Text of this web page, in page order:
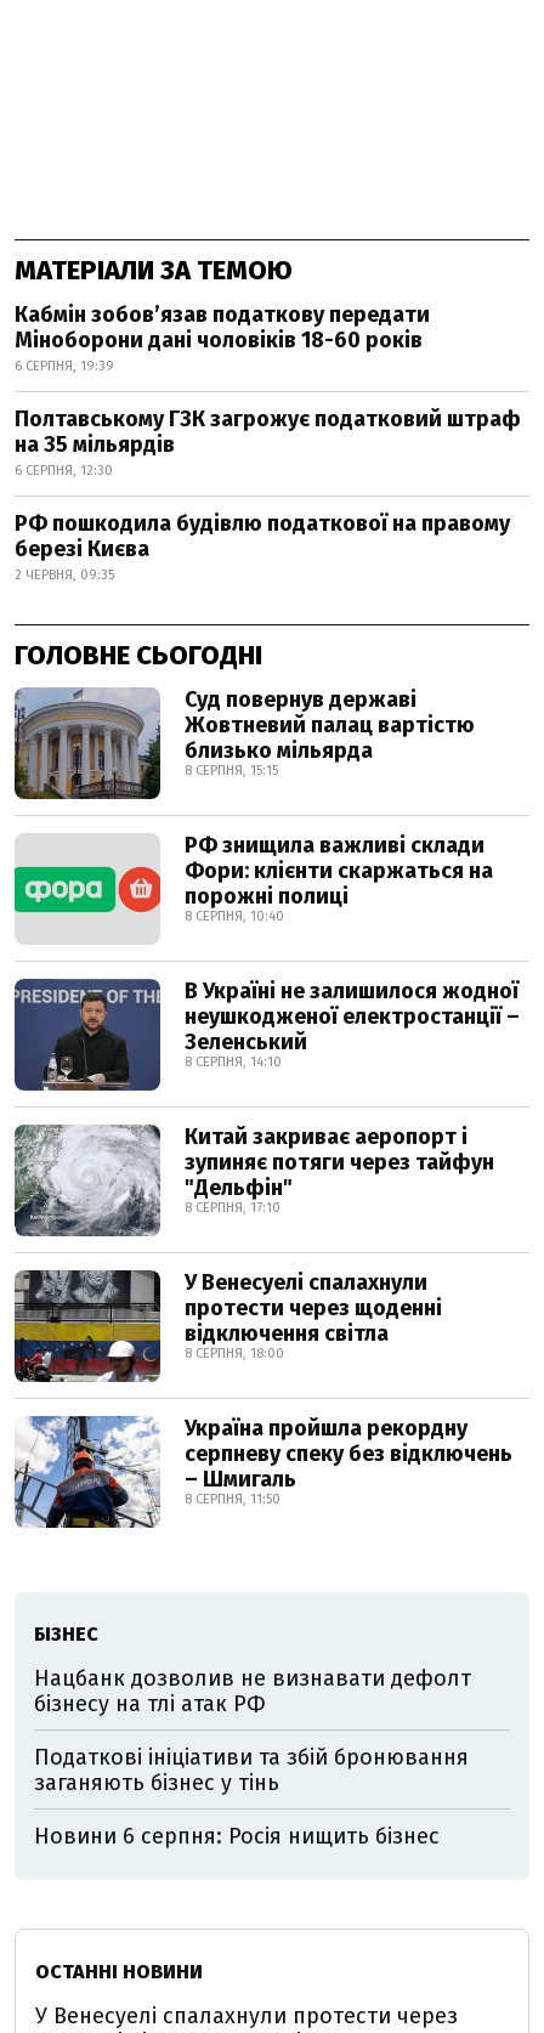
МАТЕРІАЛИ ЗА ТЕМОЮ
Кабмін зобовʼязав податкову передати
Міноборони дані чоловіків 18-60 років
6 СЕРПНЯ, 19:39
Полтавському ГЗК загрожує податковий штраф
на 35 мільярдів
6 СЕРПНЯ, 12:30
РФ пошкодила будівлю податкової на правому
березі Києва
2 ЧЕРВНЯ, 09:35
ГОЛОВНЕ СЬОГОДНІ
Суд повернув державі
Жовтневий палац вартістю
близько мільярда
8 СЕРПНЯ, 15:15
РФ знищила важливі склади
Фори: клієнти скаржаться на
порожні полиці
8 СЕРПНЯ, 10:40
В Україні не залишилося жодної
неушкодженої електростанції –
Зеленський
8 СЕРПНЯ, 14:10
Китай закриває аеропорт і
зупиняє потяги через тайфун
"Дельфін"
8 СЕРПНЯ, 17:10
У Венесуелі спалахнули
протести через щоденні
відключення світла
8 СЕРПНЯ, 18:00
Україна пройшла рекордну
серпневу спеку без відключень
– Шмигаль
8 СЕРПНЯ, 11:50
БІЗНЕС
Нацбанк дозволив не визнавати дефолт
бізнесу на тлі атак РФ
Податкові ініціативи та збій бронювання
заганяють бізнес у тінь
Новини 6 серпня: Росія нищить бізнес
ОСТАННІ НОВИНИ
У Венесуелі спалахнули протести через